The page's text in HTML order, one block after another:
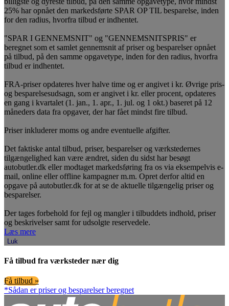
25% har opnået den markedsførte SPAR OP TIL besparelse, inden
for den radius, hvorfra tilbud er indhentet.
"SPAR I GENNEMSNIT" og "GENNEMSNITSPRIS" er
beregnet som et samlet gennemsnit af priser og besparelser opnået
på tilbud, på den samme opgavetype, inden for den radius, hvorfra
tilbud er indhentet.
FRA-priser opdateres hver halve time og er angivet i kr. Øvrige pris-
og besparelsesudsagn, som er angivet i kr. eller procent, opdateres
en gang i kvartalet (1. jan., 1. apr., 1. jul. og 1 okt.) baseret på 12
måneders data fra opgaver, der har fået mindst fire tilbud.
Priser inkluderer moms og andre eventuelle afgifter.
Det faktiske antal tilbud, priser, besparelser og værkstedernes
tilgængelighed kan være ændret, siden du sidst har besøgt
autobutler.dk eller modtaget markedsføring fra os via eksempelvis e-
mail, online eller offline kampagner m.m. Opret derfor altid en
opgave på autobutler.dk for at se de aktuelle tilgængelig priser og
besparelser.
Der tages forbehold for fejl og mangler i tilbuddets indhold, priser
og beskrivelser samt for udsolgte reservedele.
Læs mere
Luk
Få tilbud fra værksteder nær dig
Få tilbud »
*Sådan er priser og besparelser beregnet